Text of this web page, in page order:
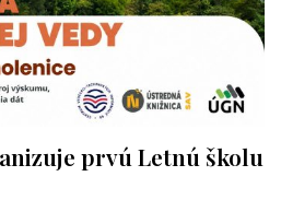
prvú Letnú školu